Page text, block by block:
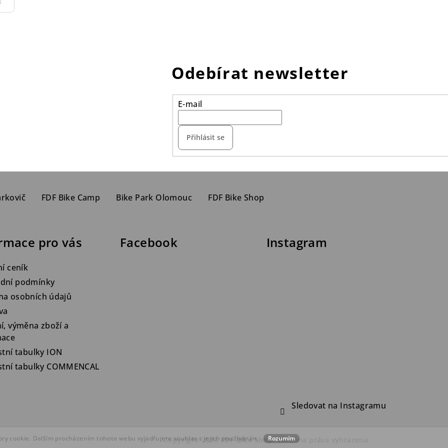
cookie. Dalším procházením tohoto webu vyjadřujete souhlas s jejich používáním. Rozumím
Odebírat newsletter
E-mail
Přihlásit se
FDF Bike Camp Bike Park Olomouc FDF Bike Shop
pro vás
ceník
podmínky
osobních údajů
výměna zboží a
tabulky ION
tabulky COMMENCAL
Facebook Instagram
Sledovat na Instagramu
Copyright 2026 FDF Bike Shop. Všechna práva vyhrazena.